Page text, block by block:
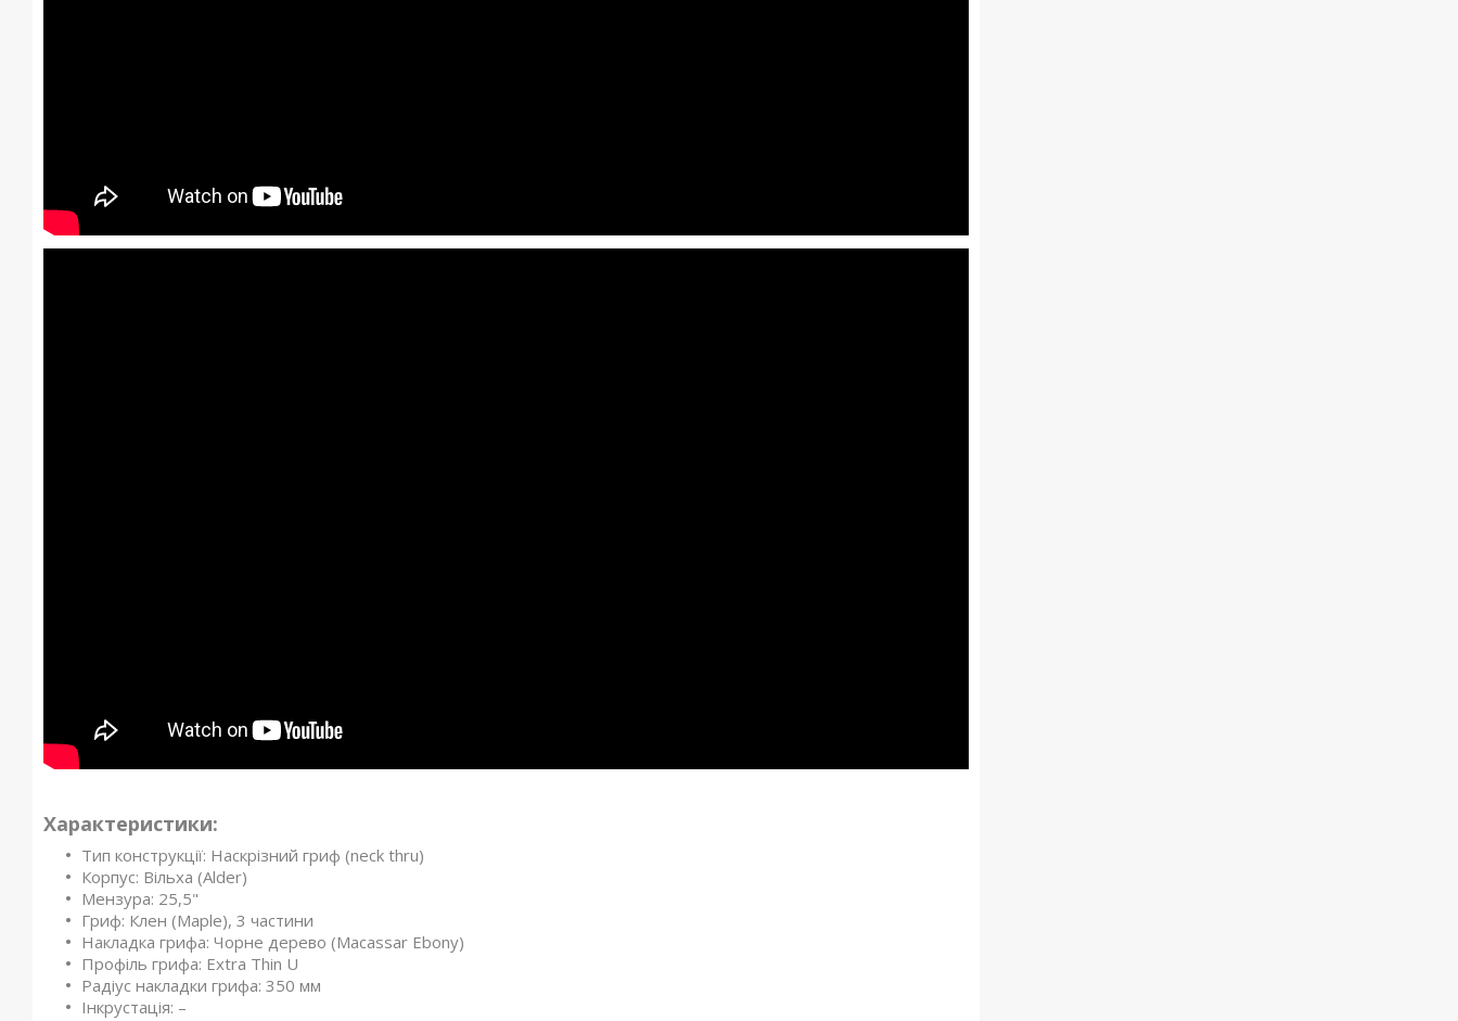
Характеристики:
Тип конструкції: Наскрізний гриф (neck thru)
Корпус: Вільха (Alder)
Мензура: 25,5"
Гриф: Клен (Maple), 3 частини
Накладка грифа: Чорне дерево (Macassar Ebony)
Профіль грифа: Extra Thin U
Радіус накладки грифа: 350 мм
Інкрустація: –